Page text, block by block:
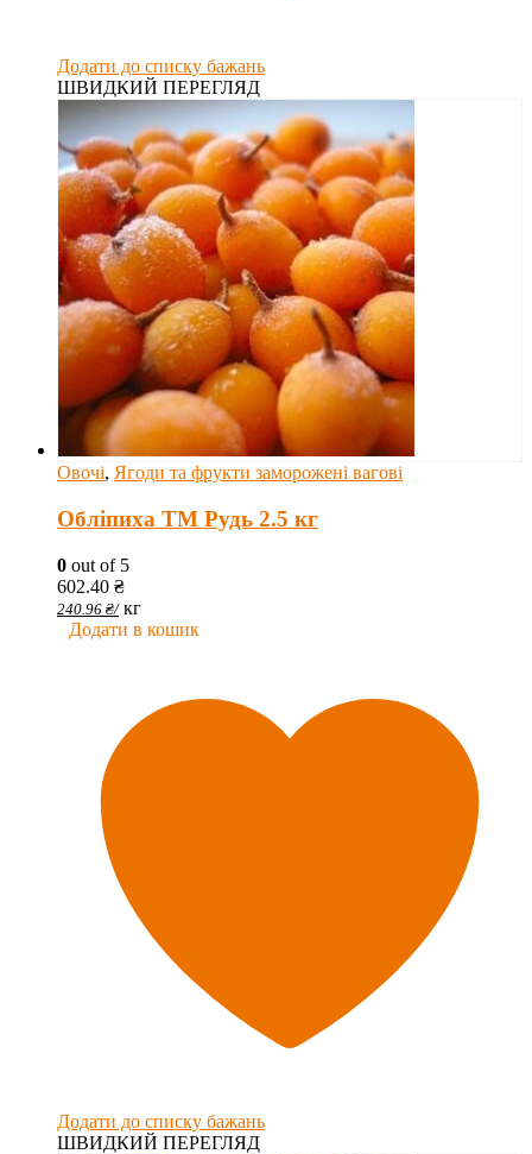
Додати до списку бажань
ШВИДКИЙ ПЕРЕГЛЯД
Овочі, Ягоди та фрукти заморожені вагові
Обліпиха ТМ Рудь 2.5 кг
0 out of 5
602.40 ₴
240.96 ₴/ кг
Додати в кошик
Додати до списку бажань
ШВИДКИЙ ПЕРЕГЛЯД